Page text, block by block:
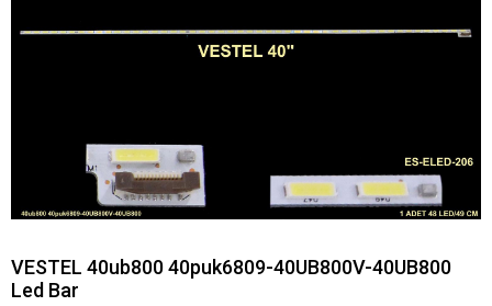
VESTEL 40ub800 40puk6809-40UB800V-40UB800
Led Bar